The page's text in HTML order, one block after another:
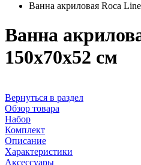
Ванна акриловая Roca
Ванна
150x70x52 см
Вернуться в раздел
Обзор товара
Набор
Комплект
Описание
Характеристики
Аксессуары